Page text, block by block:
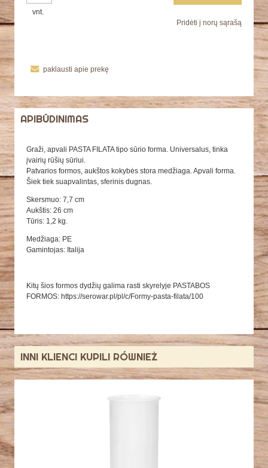
vnt.
Pridėti į norų sąrašą
paklausti apie prekę
APIBŪDINIMAS
Graži, apvali PASTA FILATA tipo sūrio forma. Universalus, tinka
įvairių rūšių sūriui.
Patvarios formos, aukštos kokybės stora medžiaga. Apvali forma.
Šiek tiek suapvalintas, sferinis dugnas.
Skersmuo: 7,7 cm
Aukštis: 26 cm
Tūris: 1,2 kg.
Medžiaga: PE
Gamintojas: Italija
Kitų šios formos dydžių galima rasti skyrelyje PASTABOS
FORMOS: https://serowar.pl/pl/c/Formy-pasta-filata/100
INNI KLIENCI KUPILI RÓWNIEŻ